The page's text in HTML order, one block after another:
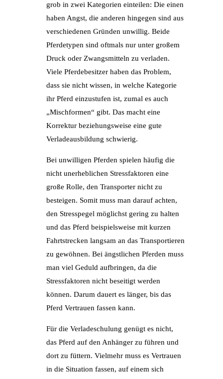
grob in zwei Kategorien einteilen: Die einen
haben Angst, die anderen hingegen sind aus
verschiedenen Gründen unwillig. Beide
Pferdetypen sind oftmals nur unter großem
Druck oder Zwangsmitteln zu verladen.
Viele Pferdebesitzer haben das Problem,
dass sie nicht wissen, in welche Kategorie
ihr Pferd einzustufen ist, zumal es auch
„Mischformen“ gibt. Das macht eine
Korrektur beziehungsweise eine gute
Verladeausbildung schwierig.
Bei unwilligen Pferden spielen häufig die
nicht unerheblichen Stressfaktoren eine
große Rolle, den Transporter nicht zu
besteigen. Somit muss man darauf achten,
den Stresspegel möglichst gering zu halten
und das Pferd beispielsweise mit kurzen
Fahrtstrecken langsam an das Transportieren
zu gewöhnen. Bei ängstlichen Pferden muss
man viel Geduld aufbringen, da die
Stressfaktoren nicht beseitigt werden
können. Darum dauert es länger, bis das
Pferd Vertrauen fassen kann.
Für die Verladeschulung genügt es nicht,
das Pferd auf den Anhänger zu führen und
dort zu füttern. Vielmehr muss es Vertrauen
in die Situation fassen, auf einem sich